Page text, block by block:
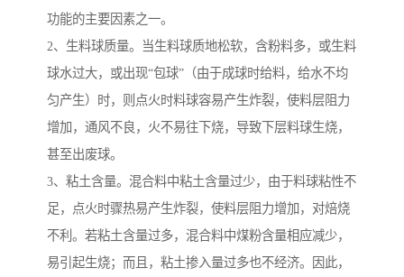
功能的主要因素之一。
2、生料球质量。当生料球质地松软，含粉料多，或生料
球水过大，或出现“包球”（由于成球时给料，给水不均
匀产生）时，则点火时料球容易产生炸裂，使料层阻力
增加，通风不良，火不易往下烧，导致下层料球生烧，
甚至出废球。
3、粘土含量。混合料中粘土含量过少，由于料球粘性不
足，点火时骤热易产生炸裂，使料层阻力增加，对焙烧
不利。若粘土含量过多，混合料中煤粉含量相应减少，
易引起生烧；而且，粘土掺入量过多也不经济。因此，